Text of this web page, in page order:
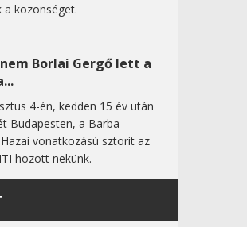
közönséget.
Borlai Gergő lett a
4-én, kedden 15 év után
Budapesten, a Barba
vonatkozású sztorit az
hozott nekünk.